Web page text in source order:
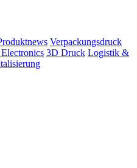
Verpackungsdruck
3D Druck Logistik &